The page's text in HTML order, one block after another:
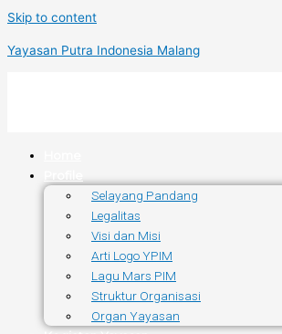
Skip to content
Yayasan Putra Indonesia Malang
Selayang Pandang
Legalitas
Visi dan Misi
Arti Logo YPIM
Lagu Mars PIM
Struktur Organisasi
Organ Yayasan